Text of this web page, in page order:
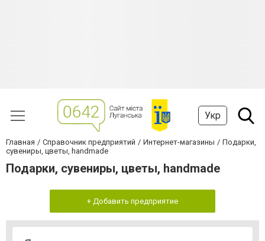
Укр
Главная Справочник предприятий Интернет-магазины
Подарки,
сувениры, цветы, handmade
Подарки, сувениры, цветы, handmade
+ Добавить предприятие